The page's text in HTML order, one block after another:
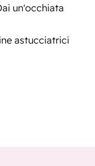
un'occhiata
astucciatrici